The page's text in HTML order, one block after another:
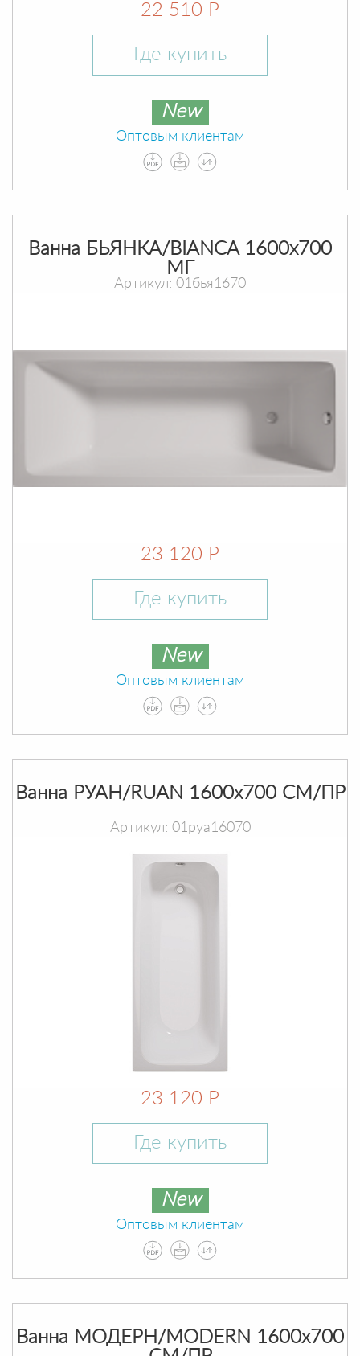
22 510 Р
Где купить
New
Оптовым клиентам
Ванна БЬЯНКА/BIANCA 1600х700
МГ
Артикул: 01бья1670
23 120 Р
Где купить
New
Оптовым клиентам
Ванна РУАН/RUAN 1600х700 СМ/ПР
Артикул: 01руа16070
23 120 Р
Где купить
New
Оптовым клиентам
Ванна МОДЕРН/MODERN 1600х700